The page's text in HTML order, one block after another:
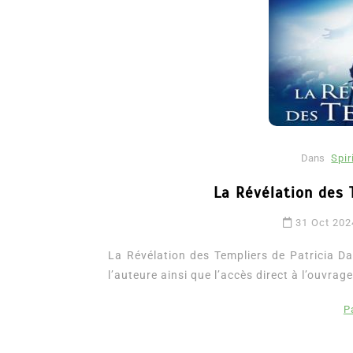
Dans
La Révélation des
31 Oct
La Révélation des Templiers de Patricia
l’auteure ainsi que l’accès direct à
Romance
Romances – l’actualité :
2026
6 Juil 2026 0 3 052 words
romance